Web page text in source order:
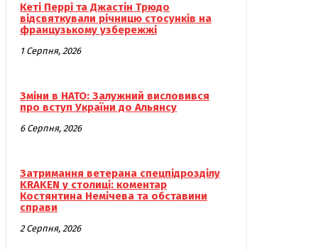
Кеті Перрі та Джастін Трюдо
відсвяткували річницю стосунків на
французькому узбережжі
1 Серпня, 2026
Зміни в НАТО: Залужний висловився
про вступ України до Альянсу
6 Серпня, 2026
Затримання ветерана спецпідрозділу
KRAKEN у столиці: коментар
Костянтина Немічева та обставини
справи
2 Серпня, 2026